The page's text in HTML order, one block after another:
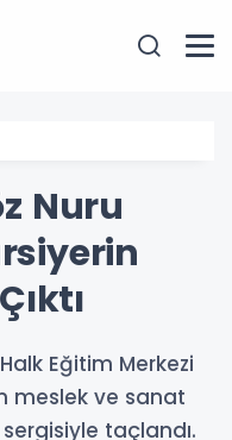
Nuru
Eğitim Merkezi
meslek ve sanat
taçlandı.